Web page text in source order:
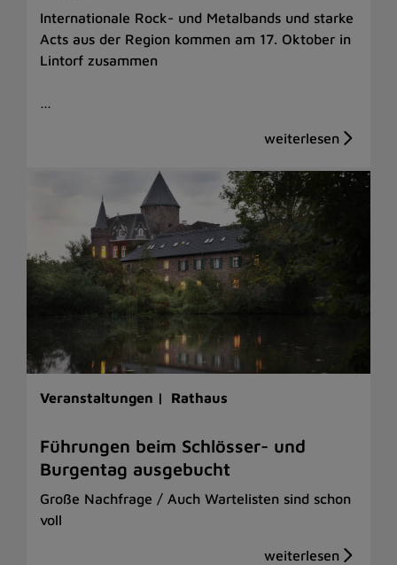
Internationale Rock- und Metalbands und starke
Acts aus der Region kommen am 17. Oktober in
Lintorf zusammen
…
Veranstaltungen | Rathaus
Führungen beim Schlösser- und
Burgentag ausgebucht
Große Nachfrage / Auch Wartelisten sind schon
voll